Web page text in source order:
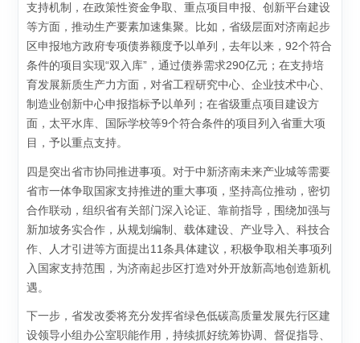
支持机制，在政策性资金争取、重点项目申报、创新平台建设
等方面，推动生产要素加速集聚。比如，省级层面对济南起步
区申报地方政府专项债券额度予以单列，去年以来，92个符合
条件的项目实现“双入库”，通过债券需求290亿元；在支持培
育发展新质生产力方面，对省工程研究中心、企业技术中心、
制造业创新中心申报指标予以单列；在省级重点项目建设方
面，太平水库、国际学校等9个符合条件的项目列入省重大项
目，予以重点支持。
四是突出省市协同推进事项。对于中新济南未来产业城等需要
省市一体争取国家支持推进的重大事项，坚持高位推动，密切
合作联动，组织省有关部门深入论证、靠前指导，围绕加强与
新加坡务实合作，从规划编制、载体建设、产业导入、科技合
作、人才引进等方面提出11条具体建议，积极争取相关事项列
入国家支持范围，为济南起步区打造对外开放新高地创造新机
遇。
下一步，省发改委将充分发挥省绿色低碳高质量发展先行区建
设领导小组办公室职能作用，持续抓好统筹协调、督促指导、